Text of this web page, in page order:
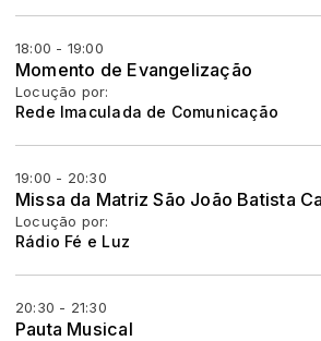
18:00 - 19:00
Momento de Evangelização
Locução por:
Rede Imaculada de Comunicação
19:00 - 20:30
Missa da Matriz São João Batista
Locução por:
Rádio Fé e Luz
20:30 - 21:30
Pauta Musical